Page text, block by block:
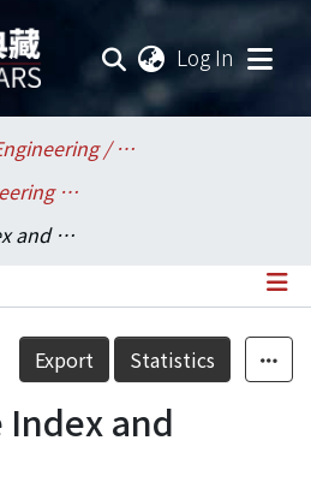
Log In
College of Engineering / 工學院
Biomedical Engineering / 醫學工程學系
L5 Refractive Index and Polarization
Details
Export Statistics
Index and